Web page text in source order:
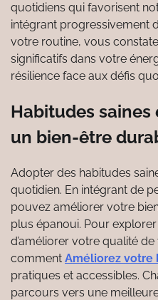
quotidiens qui favorisent
intégrant progressivement
votre routine, vous
significatifs dans votre
résilience face aux défis
Habitudes
un bien-être
Adopter des habitudes
quotidien. En intégrant de
pouvez améliorer votre
plus épanoui. Pour
d’améliorer votre qualité
comment Améliorez votre
pratiques et accessibles.
parcours vers une